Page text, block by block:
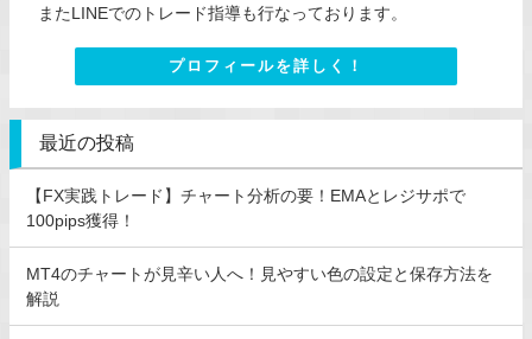
またLINEでのトレード指導も行なっております。
プロフィールを詳しく！
最近の投稿
【FX実践トレード】チャート分析の要！EMAとレジサポで
100pips獲得！
MT4のチャートが見辛い人へ！見やすい色の設定と保存方法を
解説